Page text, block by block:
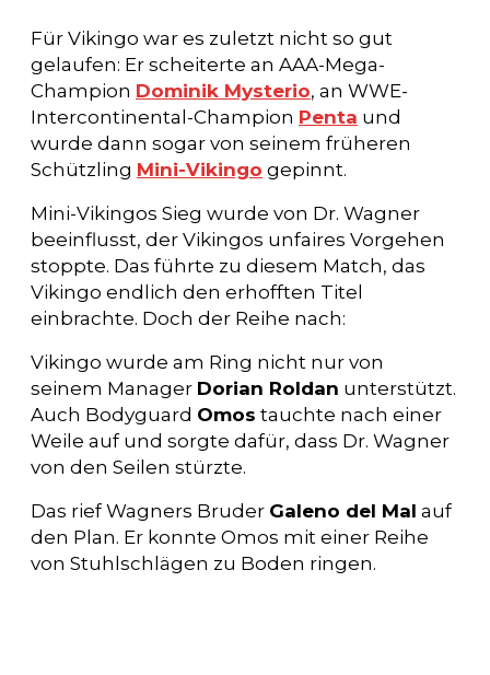
Für Vikingo war es zuletzt nicht so gut
gelaufen: Er scheiterte an AAA-Mega-
Champion Dominik Mysterio, an WWE-
Intercontinental-Champion Penta und
wurde dann sogar von seinem früheren
Schützling Mini-Vikingo gepinnt.
Mini-Vikingos Sieg wurde von Dr. Wagner
beeinflusst, der Vikingos unfaires Vorgehen
stoppte. Das führte zu diesem Match, das
Vikingo endlich den erhofften Titel
einbrachte. Doch der Reihe nach:
Vikingo wurde am Ring nicht nur von
seinem Manager Dorian Roldan unterstützt.
Auch Bodyguard Omos tauchte nach einer
Weile auf und sorgte dafür, dass Dr. Wagner
von den Seilen stürzte.
Das rief Wagners Bruder Galeno del Mal auf
den Plan. Er konnte Omos mit einer Reihe
von Stuhlschlägen zu Boden ringen.